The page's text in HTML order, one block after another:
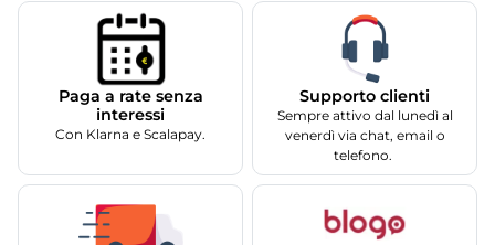
Paga a rate senza
interessi
Con Klarna e Scalapay.
Supporto clienti
Sempre attivo dal lunedì al
venerdì via chat, email o
telefono.